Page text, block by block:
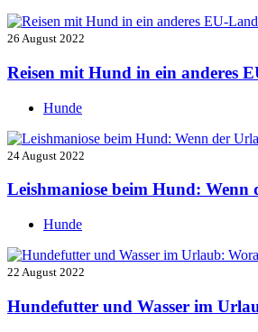
26 August 2022
Reisen mit Hund in ein anderes
Hunde
24 August 2022
Leishmaniose beim Hund: Wenn
Hunde
22 August 2022
Hundefutter und Wasser im